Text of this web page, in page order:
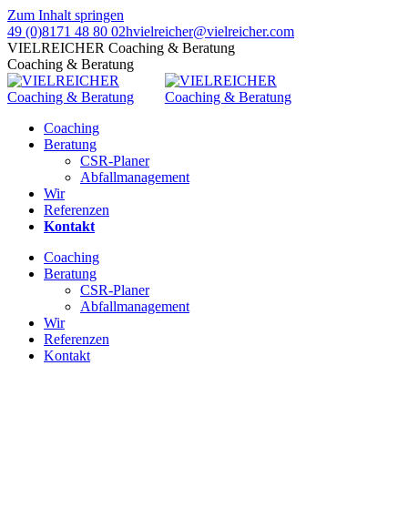
Zum Inhalt springen
49 (0)8171 48 80 02hvielreicher@vielreicher.com
VIELREICHER Coaching & Beratung
Coaching & Beratung
Coaching
Beratung
CSR-Planer
Abfallmanagement
Wir
Referenzen
Kontakt
Coaching
Beratung
CSR-Planer
Abfallmanagement
Wir
Referenzen
Kontakt